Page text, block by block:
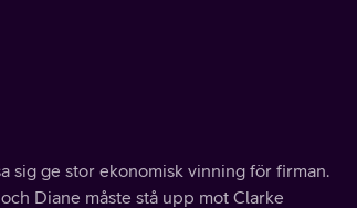
sig ge stor ekonomisk vinning för firman.
Diane måste stå upp mot Clarke